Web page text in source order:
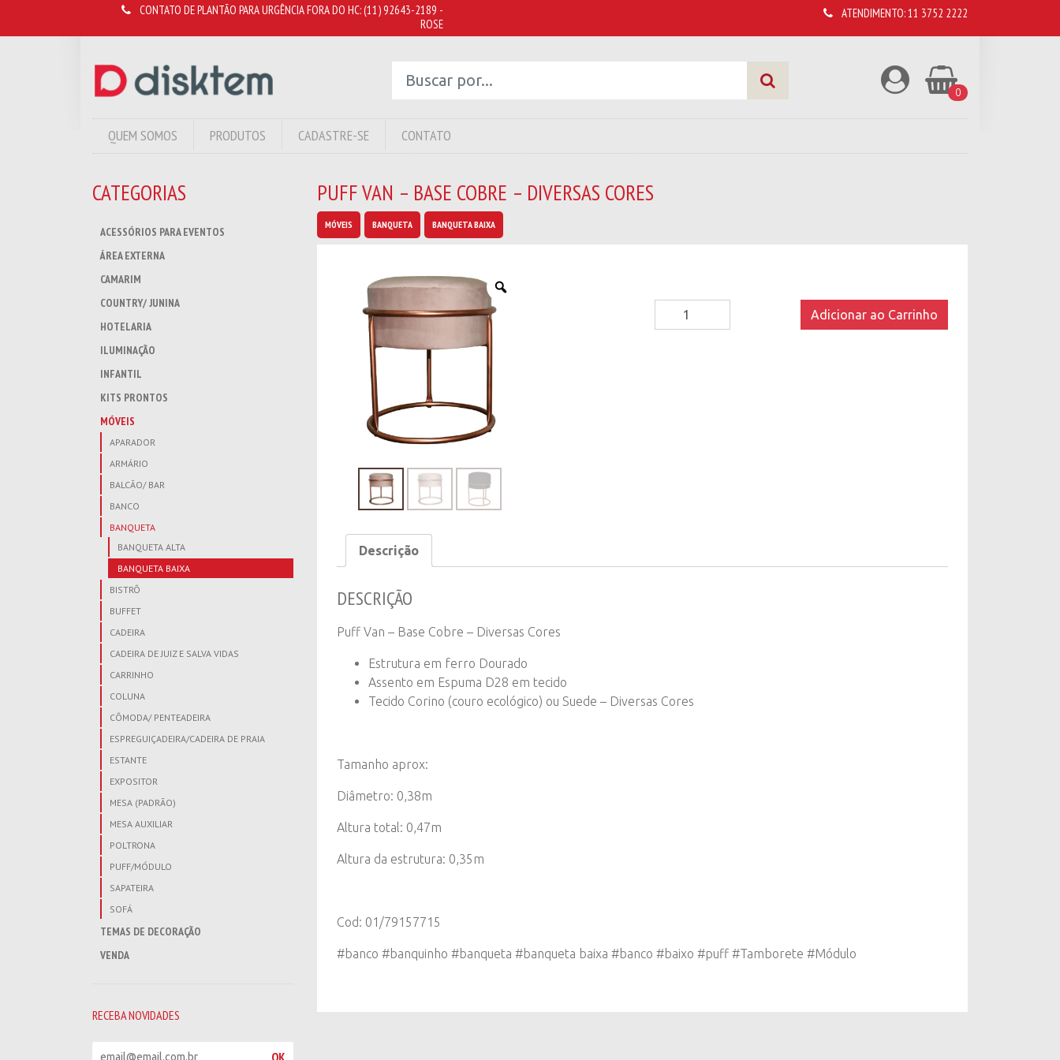
CONTATO DE PLANTÃO PARA URGÊNCIA FORA DO HC:(11) 92643-2189 -
ROSE
ATENDIMENTO:11 3752 2222
0
QUEM SOMOS PRODUTOS CADASTRE-SE CONTATO
CATEGORIAS
ACESSÓRIOS PARA EVENTOS
ÁREA EXTERNA
CAMARIM
COUNTRY/ JUNINA
HOTELARIA
ILUMINAÇÃO
INFANTIL
KITS PRONTOS
MÓVEIS
APARADOR
ARMÁRIO
BALCÃO/ BAR
BANCO
BANQUETA
BANQUETA ALTA
BANQUETA BAIXA
BISTRÔ
BUFFET
CADEIRA
CADEIRA DE JUIZ E SALVA VIDAS
CARRINHO
COLUNA
CÔMODA/ PENTEADEIRA
ESPREGUIÇADEIRA/CADEIRA DE PRAIA
ESTANTE
EXPOSITOR
MESA (PADRÃO)
MESA AUXILIAR
POLTRONA
PUFF/MÓDULO
SAPATEIRA
SOFÁ
TEMAS DE DECORAÇÃO
VENDA
RECEBA NOVIDADES
OK
PUFF VAN – BASE COBRE – DIVERSAS CORES
MÓVEIS BANQUETA BANQUETA BAIXA
Van
Adicionar ao Carrinho
Descrição
DESCRIÇÃO
Puff Van – Base Cobre – Diversas Cores
Estrutura em ferro Dourado
Assento em Espuma D28 em tecido
Tecido Corino (couro ecológico) ou Suede – Diversas Cores
Tamanho aprox:
Diâmetro: 0,38m
Altura total: 0,47m
Altura da estrutura: 0,35m
Cod: 01/79157715
#banco #banquinho #banqueta #banqueta baixa #banco #baixo #puff #Tamborete #Módulo